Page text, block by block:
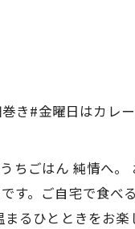
き#金曜日はカレ
ごはん 純情へ
。ご自宅で食
るひとときをお楽